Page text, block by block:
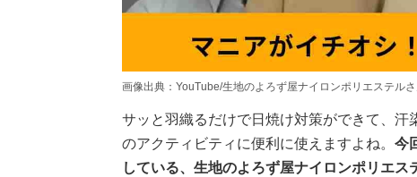
画像出典：YouTube/生地のよろず屋ナイロンポリエステル
サッと羽織るだけで日焼け対策ができて、
のアクティビティに便利に使えますよね。 今
している、生地のよろず屋ナイロンポリエ